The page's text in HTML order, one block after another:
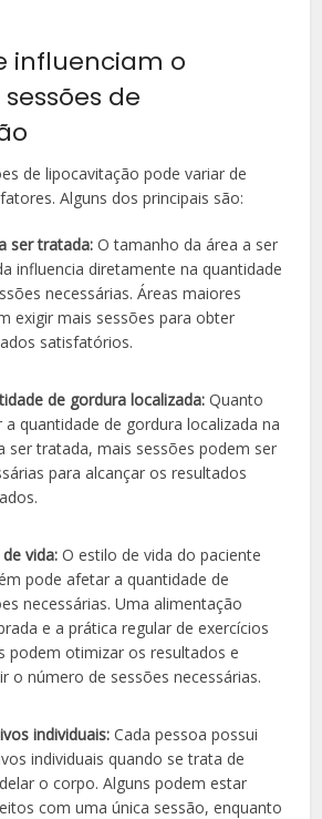
influenciam o
de
de lipocavitação pode variar de
Alguns dos principais são:
ser tratada: O tamanho da área a ser
influencia diretamente na quantidade
necessárias. Áreas maiores
exigir mais sessões para obter
satisfatórios.
de gordura localizada: Quanto
a quantidade de gordura localizada na
ser tratada, mais sessões podem ser
para alcançar os resultados
vida: O estilo de vida do paciente
pode afetar a quantidade de
necessárias. Uma alimentação
e a prática regular de exercícios
podem otimizar os resultados e
o número de sessões necessárias.
individuais: Cada pessoa possui
individuais quando se trata de
o corpo. Alguns podem estar
com uma única sessão, enquanto